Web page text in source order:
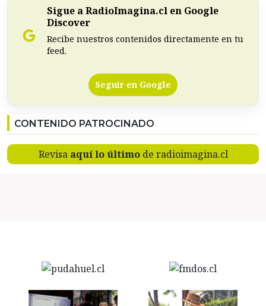
Sigue a RadioImagina.cl en Google
Discover
Recibe nuestros contenidos directamente en tu
feed.
Seguir en Google
CONTENIDO PATROCINADO
Revisa aquí lo últimode radioimagina.cl